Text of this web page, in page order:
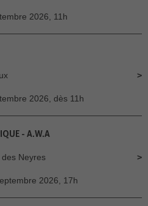
2026, 11h
2026, dès 11h
- A.W.A
Neyres
2026, 17h